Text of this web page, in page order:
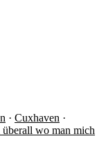
· Cuxhaven ·
wo man mich